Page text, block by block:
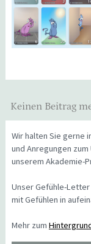
Keinen Beitrag
Wir halten Sie gerne
und Anregungen
unserem Akademie-
Unser Gefühle-
mit Gefühlen in
Mehr zum